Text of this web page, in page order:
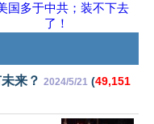
国多于中共；装不下去
了！
来？ 2024/5/21 (49,151